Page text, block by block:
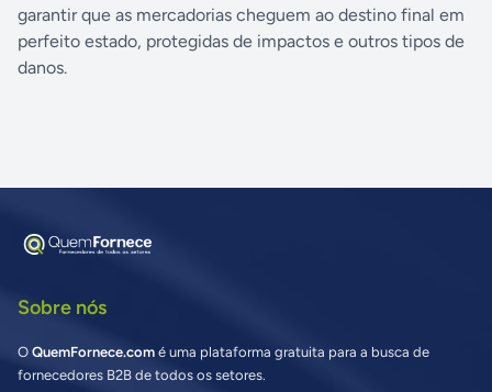
garantir que as mercadorias cheguem ao destino final em
perfeito estado, protegidas de impactos e outros tipos de
danos.
Sobre nós
O QuemFornece.com é uma plataforma gratuita para a busca de
fornecedores B2B de todos os setores.